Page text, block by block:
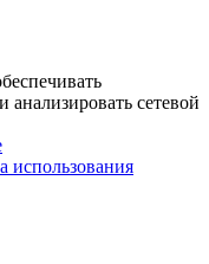
сетевой
использования